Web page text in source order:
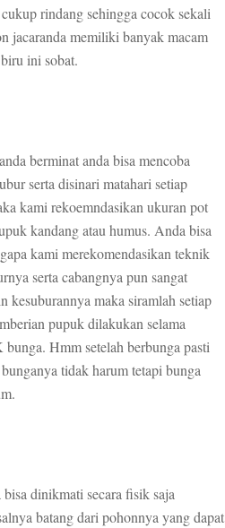
rindang sehingga cocok sekali
jacaranda memiliki banyak macam
ini sobat.
berminat anda bisa mencoba
serta disinari matahari setiap
kami rekoemndasikan ukuran pot
kandang atau humus. Anda bisa
kami merekomendasikan teknik
serta cabangnya pun sangat
kesuburannya maka siramlah setiap
pupuk dilakukan selama
Hmm setelah berbunga pasti
tidak harum tetapi bunga
dinikmati secara fisik saja
batang dari pohonnya yang dapat